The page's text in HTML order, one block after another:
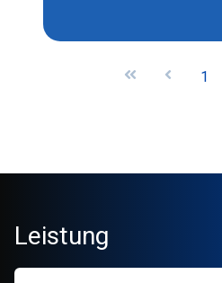
First Prev 1
Leistung